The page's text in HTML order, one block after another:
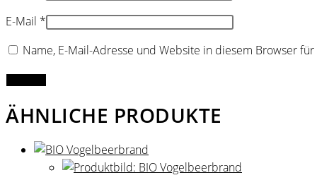
E-Mail *
Name, E-Mail-Adresse und Website in diesem Browser
ÄHNLICHE PRODUKTE